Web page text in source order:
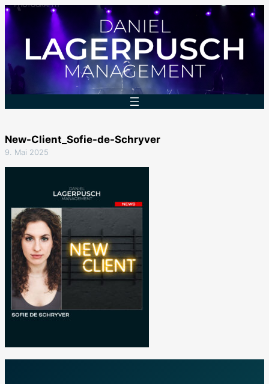
Zum
Inhalt
springen
New-Client_Sofie-de-Schryver
9. Mai 2025